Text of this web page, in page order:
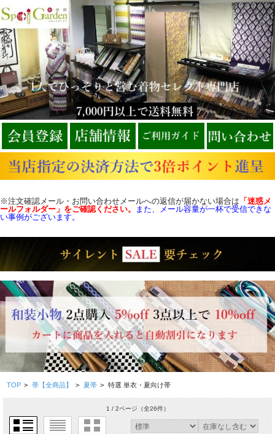
※注文確認メール・お問い合わせメールへの返信が届かない場合は 「迷惑メ
ールフォルダー」をご確認ください。
また、メール容量が一杯で受信できな
い事例がございます。
TOP > 帯【全商品】 > 夏帯 > 特選 単衣・夏向け帯
1 / 2ページ（全26件）